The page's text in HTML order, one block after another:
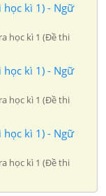
kì 1) - Ngữ
học kì 1 (Đề thi
kì 1) - Ngữ
học kì 1 (Đề thi
kì 1) - Ngữ
học kì 1 (Đề thi